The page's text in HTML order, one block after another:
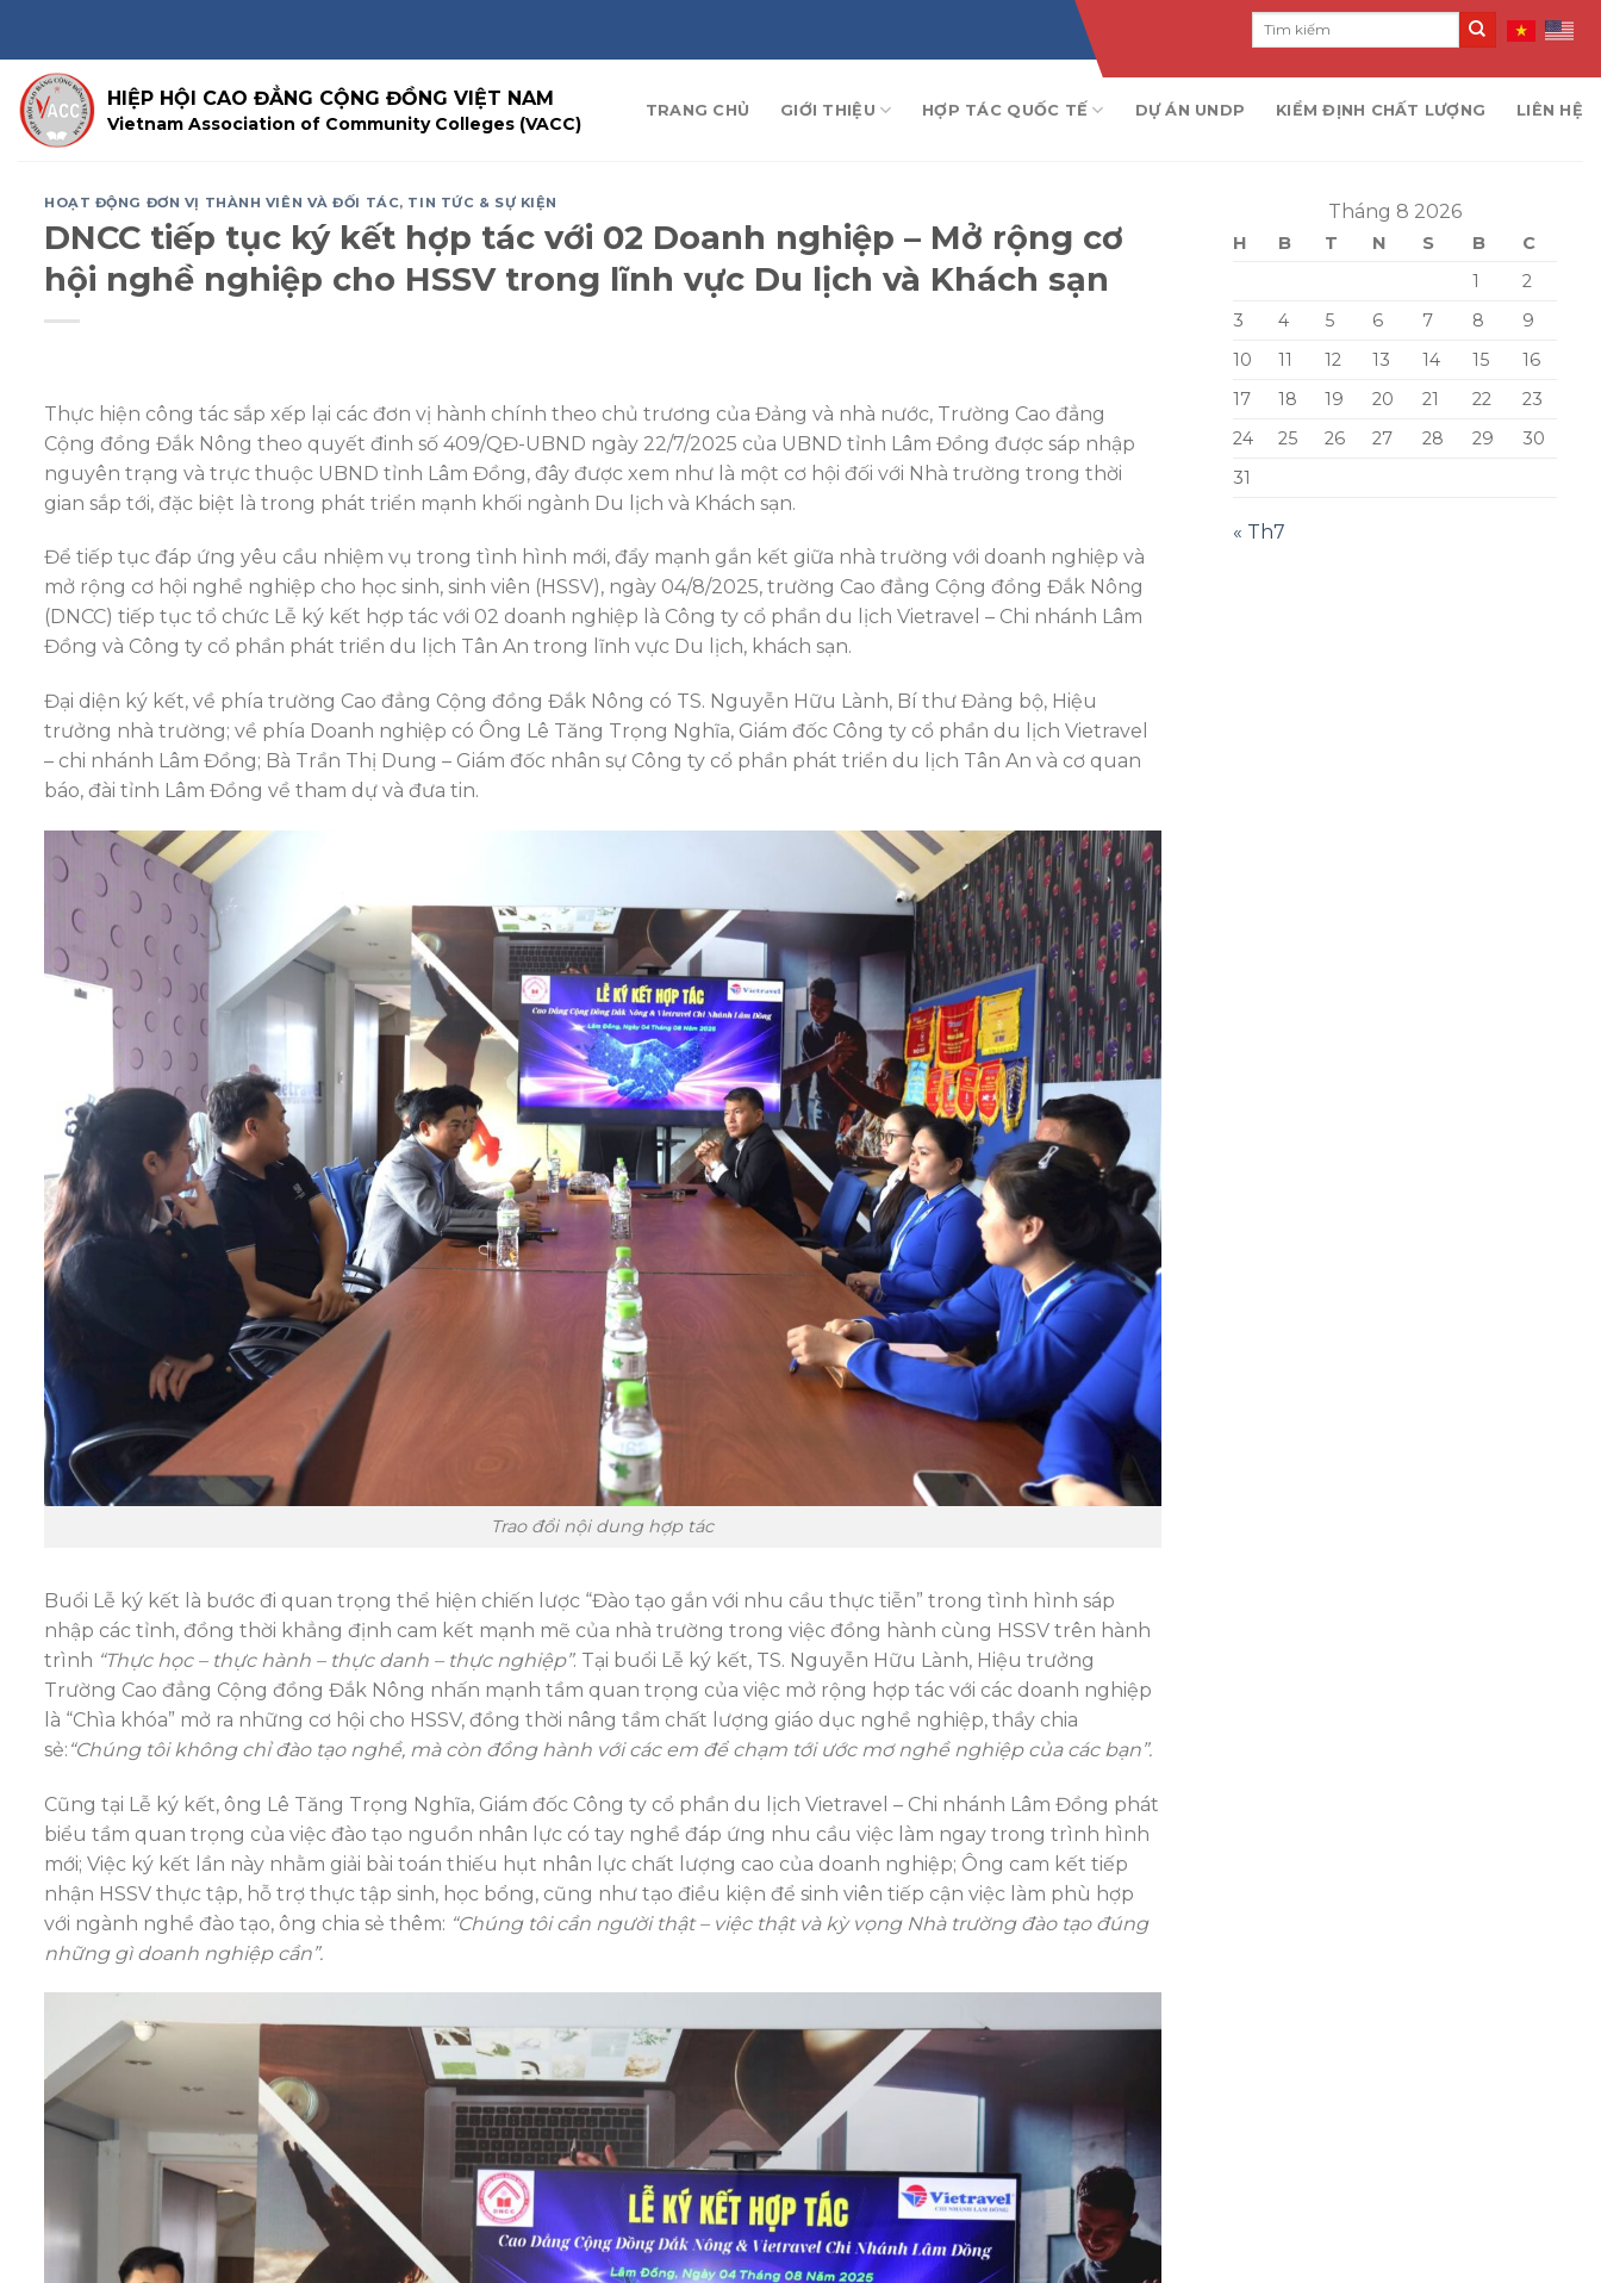
content
HIỆP HỘI CAO ĐẲNG CỘNG ĐỒNG VIỆT NAM
Vietnam Association of Community Colleges (VACC)
TRANG CHỦ GIỚI THIỆU HỢP TÁC QUỐC TẾ DỰ ÁN UNDP KIỂM ĐỊNH CHẤT LƯỢNG LIÊN HỆ
HOẠT ĐỘNG ĐƠN VỊ THÀNH VIÊN VÀ ĐỐI TÁC, TIN TỨC & SỰ KIỆN
DNCC tiếp tục ký kết hợp tác với 02 Doanh nghiệp – Mở rộng cơ
hội nghề nghiệp cho HSSV trong lĩnh vực Du lịch và Khách sạn
Thực hiện công tác sắp xếp lại các đơn vị hành chính theo chủ trương của Đảng và nhà nước, Trường Cao đẳng
Cộng đồng Đắk Nông theo quyết đinh số 409/QĐ-UBND ngày 22/7/2025 của UBND tỉnh Lâm Đồng được sáp nhập
nguyên trạng và trực thuộc UBND tỉnh Lâm Đồng, đây được xem như là một cơ hội đối với Nhà trường trong thời
gian sắp tới, đặc biệt là trong phát triển mạnh khối ngành Du lịch và Khách sạn.
Để tiếp tục đáp ứng yêu cầu nhiệm vụ trong tình hình mới, đẩy mạnh gắn kết giữa nhà trường với doanh nghiệp và
mở rộng cơ hội nghề nghiệp cho học sinh, sinh viên (HSSV), ngày 04/8/2025, trường Cao đẳng Cộng đồng Đắk Nông
(DNCC) tiếp tục tổ chức Lễ ký kết hợp tác với 02 doanh nghiệp là Công ty cổ phần du lịch Vietravel – Chi nhánh Lâm
Đồng và Công ty cổ phần phát triển du lịch Tân An trong lĩnh vực Du lịch, khách sạn.
Đại diện ký kết, về phía trường Cao đẳng Cộng đồng Đắk Nông có TS. Nguyễn Hữu Lành, Bí thư Đảng bộ, Hiệu
trưởng nhà trường; về phía Doanh nghiệp có Ông Lê Tăng Trọng Nghĩa, Giám đốc Công ty cổ phần du lịch Vietravel
– chi nhánh Lâm Đồng; Bà Trần Thị Dung – Giám đốc nhân sự Công ty cổ phần phát triển du lịch Tân An và cơ quan
báo, đài tỉnh Lâm Đồng về tham dự và đưa tin.
Trao đổi nội dung hợp tác
Buổi Lễ ký kết là bước đi quan trọng thể hiện chiến lược “Đào tạo gắn với nhu cầu thực tiễn” trong tình hình sáp
nhập các tỉnh, đồng thời khẳng định cam kết mạnh mẽ của nhà trường trong việc đồng hành cùng HSSV trên hành
trình “Thực học –thực hành – thực danh – thực nghiệp”. Tại buổi Lễ ký kết, TS. Nguyễn Hữu Lành, Hiệu trưởng
Trường Cao đẳng Cộng đồng Đắk Nông nhấn mạnh tầm quan trọng của việc mở rộng hợp tác với các doanh nghiệp
là “Chìa khóa” mở ra những cơ hội cho HSSV, đồng thời nâng tầm chất lượng giáo dục nghề nghiệp, thầy chia
sẻ: “Chúng tôi không chỉ đào tạo nghề, mà còn đồng hành với các em để chạm tới ước mơ nghề nghiệp của các bạn”.
Cũng tại Lễ ký kết, ông Lê Tăng Trọng Nghĩa, Giám đốc Công ty cổ phần du lịch Vietravel – Chi nhánh Lâm Đồng phát
biểu tầm quan trọng của việc đào tạo nguồn nhân lực có tay nghề đáp ứng nhu cầu việc làm ngay trong trình hình
mới; Việc ký kết lần này nhằm giải bài toán thiếu hụt nhân lực chất lượng cao của doanh nghiệp; Ông cam kết tiếp
nhận HSSV thực tập, hỗ trợ thực tập sinh, học bổng, cũng như tạo điều kiện để sinh viên tiếp cận việc làm phù hợp
với ngành nghề đào tạo, ông chia sẻ thêm: “Chúng tôi cần người thật – việc thật và kỳ vọng Nhà trường đào tạo đúng
những gì doanh nghiệp cần”.
Tháng 8 2026
H B T N S B
C
1
2
3
4 5 6 7 8
9
10
11 12 13 14 15
16
17
18 19 20 21 22
23
24
25 26 27 28 29
30
31
« Th7